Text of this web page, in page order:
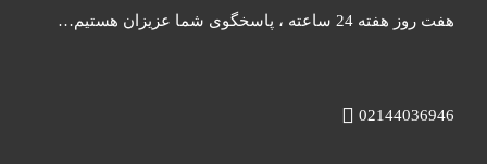
هفت روز هفته 24 ساعته ، پاسخگوی شما عزیزان هستیم…
02144036946